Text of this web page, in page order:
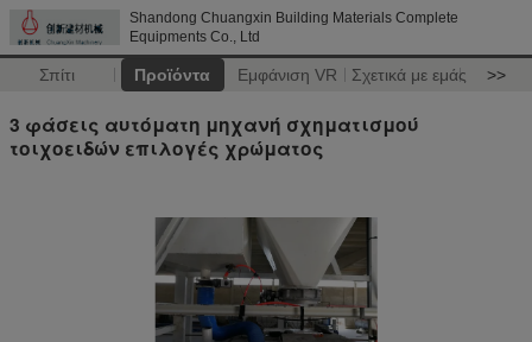
Shandong Chuangxin Building Materials Complete
Equipments Co., Ltd
Σπίτι Προϊόντα Εμφάνιση VR Σχετικά με εμάς >>
3 φάσεις αυτόματη μηχανή σχηματισμού
τοιχοειδών επιλογές χρώματος